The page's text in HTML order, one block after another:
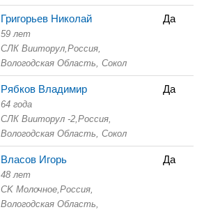
Григорьев Николай
59 лет
СЛК Вииторул, Россия,
Вологодская Область, Сокол
Да
Рябков Владимир
64 года
СЛК Вииторул -2, Россия,
Вологодская Область, Сокол
Да
Власов Игорь
48 лет
СK Молочное, Россия,
Вологодская Область,
Да